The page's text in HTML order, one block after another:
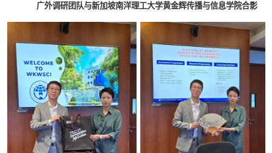
广外调研团队与新加坡南洋理工大学黄金辉传播与信息学院合影